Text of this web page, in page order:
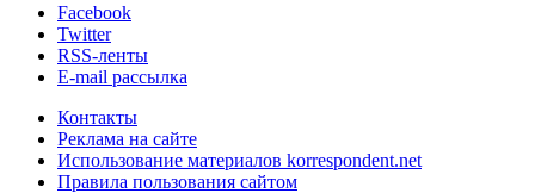
Facebook
Twitter
RSS-ленты
E-mail рассылка
Контакты
Реклама на сайте
Использование материалов korrespondent.net
Правила пользования сайтом